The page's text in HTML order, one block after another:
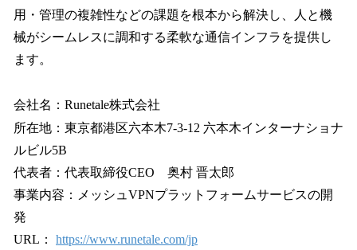
用・管理の複雑性などの課題を根本から解決し、人と機
械がシームレスに調和する柔軟な通信インフラを提供し
ます。
会社名：Runetale株式会社
所在地：東京都港区六本木7-3-12 六本木インターナショナ
ルビル5B
代表者：代表取締役CEO 奥村 晋太郎
事業内容：メッシュVPNプラットフォームサービスの開
発
URL： https://www.runetale.com/jp